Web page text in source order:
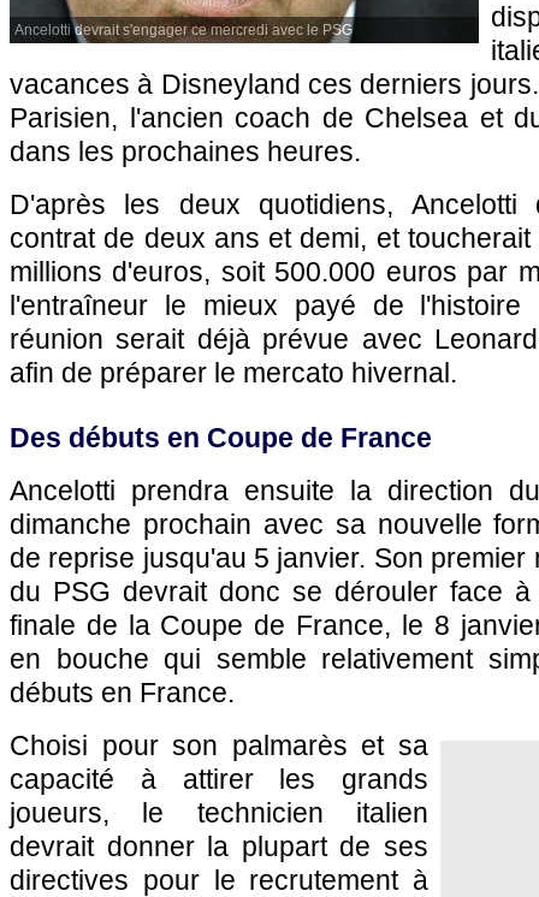
Ancelotti devrait s'engager ce mercredi avec le PSG
vacances à Disneyland ces derniers
Parisien, l'ancien coach de Chelsea et
dans les prochaines heures.
D'après les deux quotidiens, Ancelotti
contrat de deux ans et demi, et
millions d'euros, soit 500.000 euros par
l'entraîneur le mieux payé de
réunion serait déjà prévue avec
afin de préparer le mercato hivernal.
Des débuts en Coupe de France
Ancelotti prendra ensuite la direction
dimanche prochain avec sa nouvelle
de reprise jusqu'au 5 janvier. Son premier
du PSG devrait donc se dérouler face
finale de la Coupe de France, le 8
en bouche qui semble relativement
débuts en France.
Choisi pour son palmarès et sa
capacité à attirer les grands
joueurs, le technicien italien
devrait donner la plupart de ses
directives pour le recrutement à